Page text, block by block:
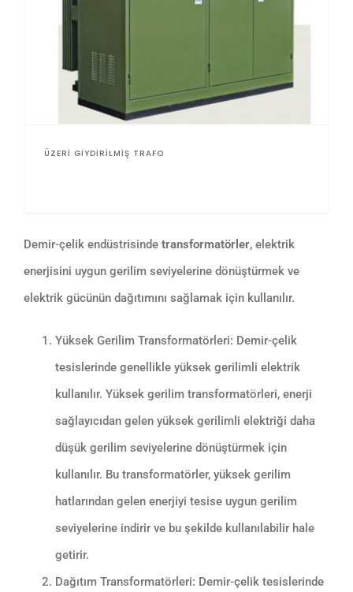
ÜZERI GIYDIRILMIŞ TRAFO
Demir-çelik endüstrisinde transformatörler, elektrik
enerjisini uygun gerilim seviyelerine dönüştürmek ve
elektrik gücünün dağıtımını sağlamak için kullanılır.
Yüksek Gerilim Transformatörleri: Demir-çelik
tesislerinde genellikle yüksek gerilimli elektrik
kullanılır. Yüksek gerilim transformatörleri, enerji
sağlayıcıdan gelen yüksek gerilimli elektriği daha
düşük gerilim seviyelerine dönüştürmek için
kullanılır. Bu transformatörler, yüksek gerilim
hatlarından gelen enerjiyi tesise uygun gerilim
seviyelerine indirir ve bu şekilde kullanılabilir hale
getirir.
Dağıtım Transformatörleri: Demir-çelik tesislerinde